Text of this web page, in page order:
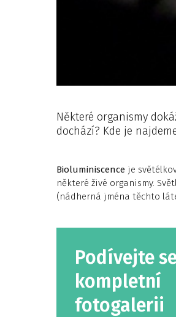
Některé organismy
dochází? Kde je
Bioluminiscence je
některé živé organismy.
(nádherná jména těchto
Podívejte
kompletní
fotogalerii